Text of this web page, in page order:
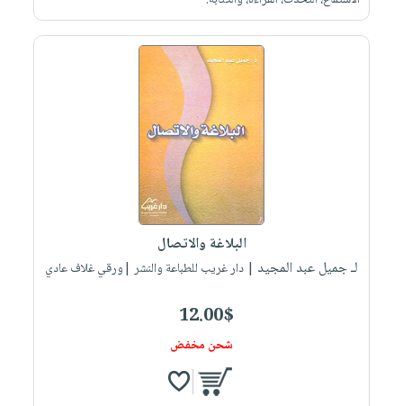
البلاغة والاتصال
لـ جميل عبد المجيد | دار غريب للطباعة والنشر |ورقي غلاف عادي
12.00$
شحن مخفض